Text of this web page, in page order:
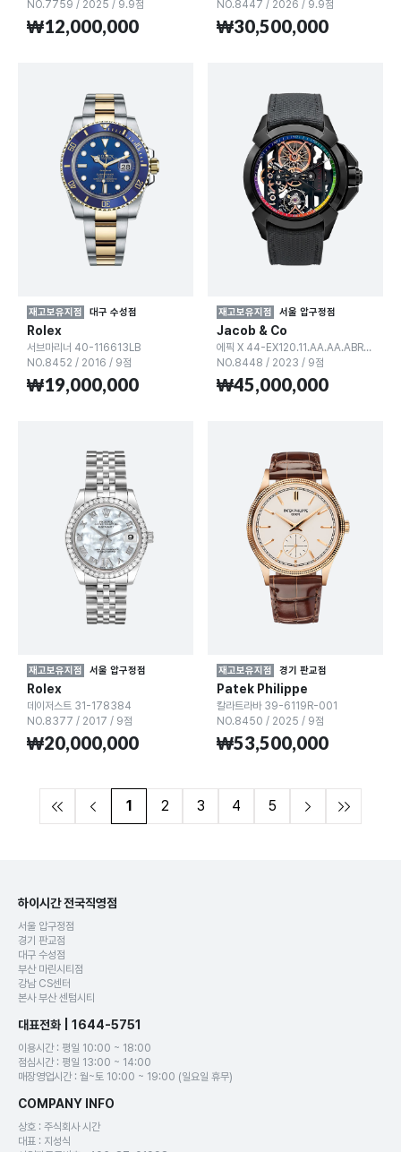
NO.7759 / 2025 / 9.9점
₩12,000,000
NO.8447 / 2026 / 9.9점
₩30,500,000
재고보유지점 대구 수성점
Rolex
서브마리너 40-116613LB
NO.8452 / 2016 / 9점
₩19,000,000
재고보유지점 서울 압구정점
Jacob & Co
에픽 X 44-EX120.11.AA.AA.ABRUA
NO.8448 / 2023 / 9점
₩45,000,000
재고보유지점 서울 압구정점
Rolex
데이저스트 31-178384
NO.8377 / 2017 / 9점
₩20,000,000
재고보유지점 경기 판교점
Patek Philippe
칼라트라바 39-6119R-001
NO.8450 / 2025 / 9점
₩53,500,000
1 2 3 4 5
하이시간 전국직영점
서울 압구정점
경기 판교점
대구 수성점
부산 마린시티점
강남 CS센터
본사 부산 센텀시티
대표전화 | 1644-5751
이용시간 : 평일 10:00 ~ 18:00
점심시간 : 평일 13:00 ~ 14:00
매장영업시간 : 월~토 10:00 ~ 19:00 (일요일 휴무)
COMPANY INFO
상호 : 주식회사 시간
대표 : 지성식